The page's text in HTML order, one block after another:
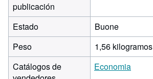
publicación
Estado
Buone
Peso
1,56 kilogramos
Catálogos de
Economia